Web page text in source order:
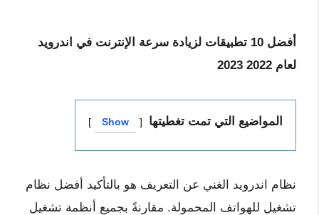
أفضل 10 تطبيقات لزيادة سرعة الإنترنت في اندرويد
لعام 2022 2023
المواضيع التي تمت تغطيتها Show
نظام اندرويد الغني عن التعريف هو بالتأكيد أفضل نظام
تشغيل للهواتف المحمولة. مقارنةً بجميع أنظمة تشغيل